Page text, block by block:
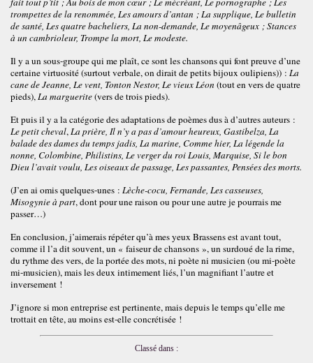
trompettes de la renommée, Les amours d’antan ; La supplique, Le bulletin
de santé, Les quatre bacheliers, La non-demande, Le moyenâgeux ; Stances
à un cambrioleur, Trompe la mort, Le modeste.
Il y a un sous-groupe qui me plaît, ce sont les chansons qui font preuve d’une
certaine virtuosité (surtout verbale, on dirait de petits bijoux oulipiens)) : La
cane de Jeanne, Le vent, Tonton Nestor, Le vieux Léon (tout en vers de quatre
pieds),La marguerite(vers de trois pieds).
Et puis il y a la catégorie des adaptations de poèmes dus à d’autres auteurs :
Le petit cheval,La prière, Il n’y a pas d’amour heureux, Gastibelza, La
balade des dames du temps jadis, La marine, Comme hier, La légende la
nonne, Colombine, Philistins, Le verger du roi Louis, Marquise, Si le bon
Dieu l’avait voulu, Les oiseaux de passage, Les passantes, Pensées des morts.
(J’en ai omis quelques-unes : Lèche-cocu, Fernande, Les casseuses,
Misogynie à part, dont pour une raison ou pour une autre je pourrais me
passer…)
En conclusion, j’aimerais répéter qu’à mes yeux Brassens est avant tout,
comme il l’a dit souvent, un « faiseur de chansons », un surdoué de la rime,
du rythme des vers, de la portée des mots, ni poète ni musicien (ou mi-poète
mi-musicien), mais les deux intimement liés, l’un magnifiant l’autre et
inversement !
J’ignore si mon entreprise est pertinente, mais depuis le temps qu’elle me
trottait en tête, au moins est-elle concrétisée !
Classé dans :